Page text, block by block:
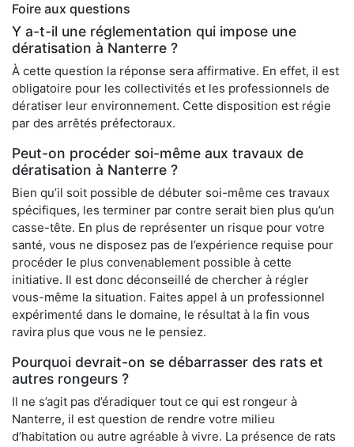
Foire aux questions
Y a-t-il une réglementation qui impose une
dératisation à Nanterre ?
À cette question la réponse sera affirmative. En effet, il est
obligatoire pour les collectivités et les professionnels de
dératiser leur environnement. Cette disposition est régie
par des arrêtés préfectoraux.
Peut-on procéder soi-même aux travaux de
dératisation à Nanterre ?
Bien qu’il soit possible de débuter soi-même ces travaux
spécifiques, les terminer par contre serait bien plus qu’un
casse-tête. En plus de représenter un risque pour votre
santé, vous ne disposez pas de l’expérience requise pour
procéder le plus convenablement possible à cette
initiative. Il est donc déconseillé de chercher à régler
vous-même la situation. Faites appel à un professionnel
expérimenté dans le domaine, le résultat à la fin vous
ravira plus que vous ne le pensiez.
Pourquoi devrait-on se débarrasser des rats et
autres rongeurs ?
Il ne s’agit pas d’éradiquer tout ce qui est rongeur à
Nanterre, il est question de rendre votre milieu
d’habitation ou autre agréable à vivre. La présence de rats